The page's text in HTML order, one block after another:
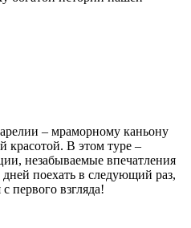
– мраморному каньону
красотой. В этом туре –
незабываемые впечатления
дней поехать в следующий раз,
первого взгляда!